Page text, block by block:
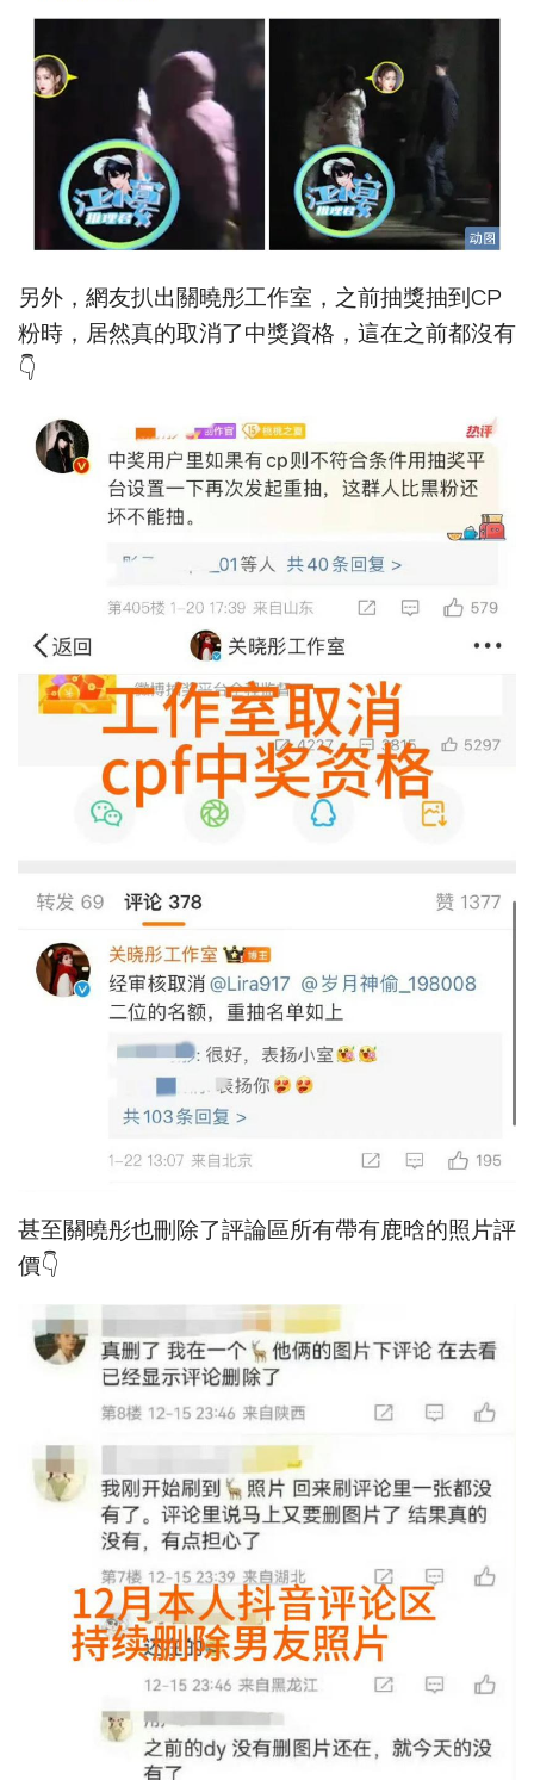
另外，網友扒出關曉彤工作室，之前抽獎抽到CP
粉時，居然真的取消了中獎資格，這在之前都沒有
👇
甚至關曉彤也刪除了評論區所有帶有鹿晗的照片評
價👇